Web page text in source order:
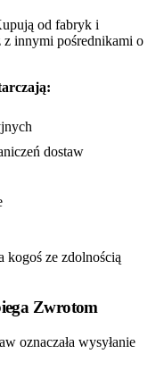
od fabryk i
z innymi pośrednikami o
dostaw
kogoś ze zdolnością
Zwrotom
oznaczała wysyłanie